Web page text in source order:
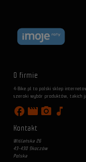
O firmie
4-Bike.pl to polski sklep
szeroki wybór produktów, takich
facebook movie photo_camera music_note
Kontakt
Wiślańska 26
43-430 Skoczów
Polska